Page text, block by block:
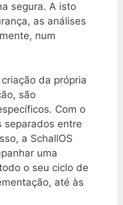
segura. A isto
as análises
num
da própria
são
Com o
separados entre
a SchallOS
uma
o seu ciclo de
até às